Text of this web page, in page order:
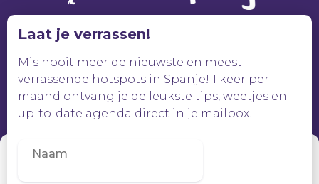
Laat je verrassen!
Mis nooit meer de nieuwste en meest
verrassende hotspots in Spanje! 1 keer per
maand ontvang je de leukste tips, weetjes en
up-to-date agenda direct in je mailbox!